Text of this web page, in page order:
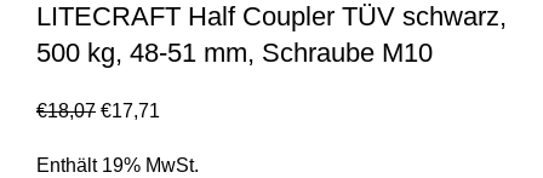
LITECRAFT Half Coupler TÜV schwarz,
500 kg, 48-51 mm, Schraube M10
€18,07 €17,71
Enthält 19% MwSt.